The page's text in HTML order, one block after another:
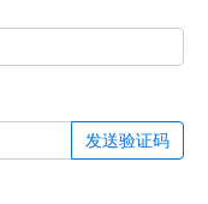
发送验证码